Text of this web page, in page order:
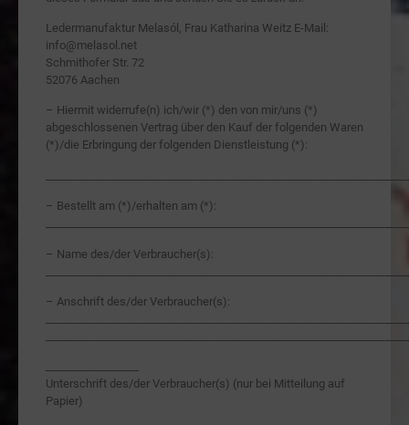
Ledermanufaktur Melasól, Frau Katharina Weitz E-Mail:
info@melasol.net
Schmithofer Str. 72
52076 Aachen
– Hiermit widerrufe(n) ich/wir (*) den von mir/uns (*)
abgeschlossenen Vertrag über den Kauf der folgenden Waren
(*)/die Erbringung der folgenden Dienstleistung (*):
– Bestellt am (*)/erhalten am (*):
– Name des/der Verbraucher(s):
– Anschrift des/der Verbraucher(s):
Unterschrift des/der Verbraucher(s) (nur bei Mitteilung auf
Papier)